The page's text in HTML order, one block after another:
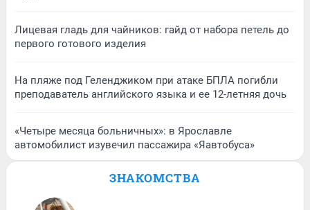
Лицевая гладь для чайников: гайд от набора петель до
первого готового изделия
На пляже под Геленджиком при атаке БПЛА погибли
преподаватель английского языка и ее 12-летняя дочь
«Четыре месяца больничных»: в Ярославле
автомобилист изувечил пассажира «Яавтобуса»
ЗНАКОМСТВА